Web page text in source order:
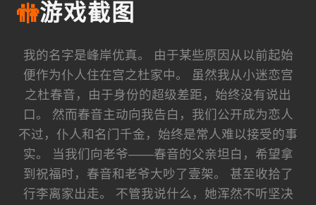
🚻游戏截图
我的名字是峰岸优真。 由于某些原因从以前起始
便作为仆人住在宫之杜家中。 虽然我从小迷恋宫
之杜春音，由于身份的超级差距，始终没有说出
口。 然而春音主动向我告白，我们公开成为恋人
不过，仆人和名门千金，始终是常人难以接受的事
实。 当我们向老爷——春音的父亲坦白，希望拿
到祝福时，春音和老爷大吵了壹架。 甚至收拾了
行李离家出走。 不管我说什么，她浑然不听坚决